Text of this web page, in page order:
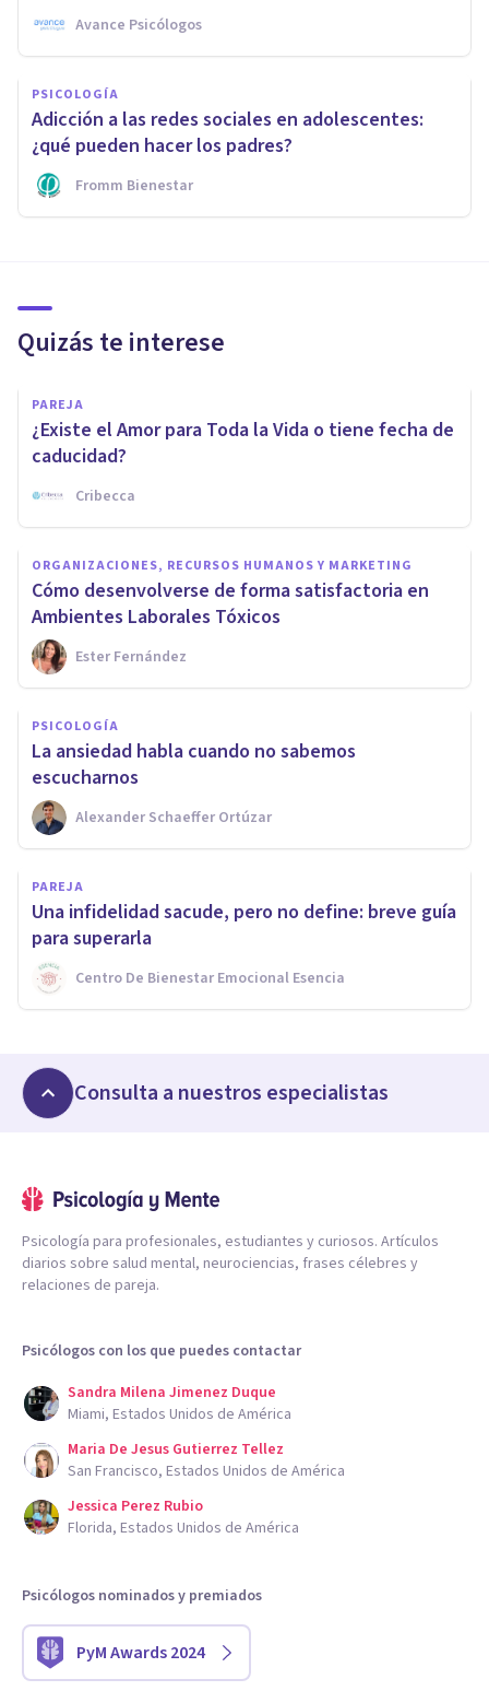
Avance Psicólogos
PSICOLOGÍA
Adicción a las redes sociales en adolescentes:
¿qué pueden hacer los padres?
Fromm Bienestar
Quizás te interese
PAREJA
¿Existe el Amor para Toda la Vida o tiene fecha de
caducidad?
Cribecca
ORGANIZACIONES, RECURSOS HUMANOS Y MARKETING
Cómo desenvolverse de forma satisfactoria en
Ambientes Laborales Tóxicos
Ester Fernández
PSICOLOGÍA
La ansiedad habla cuando no sabemos
escucharnos
Alexander Schaeffer Ortúzar
PAREJA
Una infidelidad sacude, pero no define: breve guía
para superarla
Centro De Bienestar Emocional Esencia
Consulta a nuestros especialistas
Psicología para profesionales, estudiantes y curiosos. Artículos
diarios sobre salud mental, neurociencias, frases célebres y
relaciones de pareja.
Psicólogos con los que puedes contactar
Sandra Milena Jimenez Duque
Miami, Estados Unidos de América
Maria De Jesus Gutierrez Tellez
San Francisco, Estados Unidos de América
Jessica Perez Rubio
Florida, Estados Unidos de América
Psicólogos nominados y premiados
PyM Awards 2024